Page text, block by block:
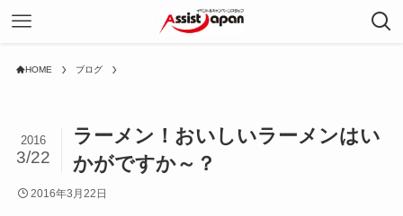
HOME ブログ
ラーメン！おいしいラーメンはい
かがですか～？
2016
3/22
2016年3月22日